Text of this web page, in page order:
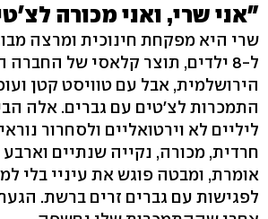
"אני שרי, ואני מכורה
ל-8 ילדים, תוצר קלאסי של
הירושלמית, אבל עם טוויסט קטן
התמכרות לצ'טים עם גברים. אלה
ליליים לא וירטואליים ולסחרור
חרדית, מכורה, נקייה שנתיים
אומרת, ומבטה פוגש את עיניי בלי
לפגישות עם גברים זרים ברשת.